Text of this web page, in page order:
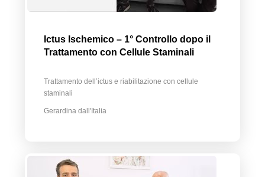
Ictus Ischemico – 1° Controllo dopo il
Trattamento con Cellule Staminali
Trattamento dell’ictus e riabilitazione con cellule
staminali
Gerardina dall'Italia